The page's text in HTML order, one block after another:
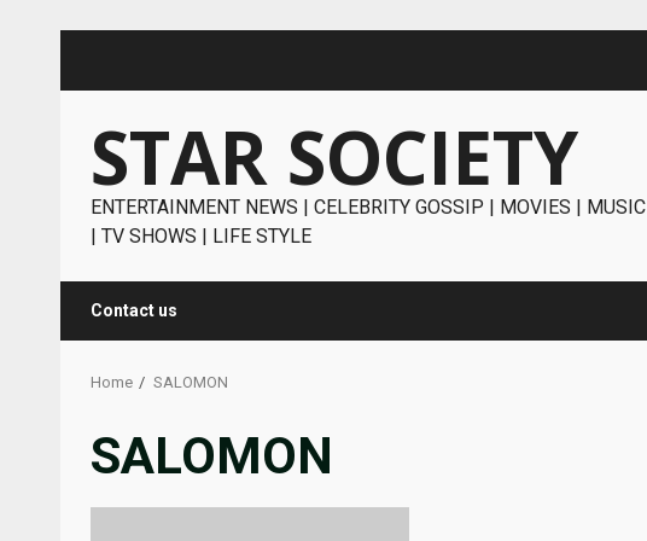
STAR SOCIETY
ENTERTAINMENT NEWS | CELEBRITY GOSSIP | MOVIES | MUSIC
| TV SHOWS | LIFE STYLE
Contact us
Home SALOMON
SALOMON